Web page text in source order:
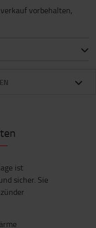
vorbehalten,
ist
sicher. Sie